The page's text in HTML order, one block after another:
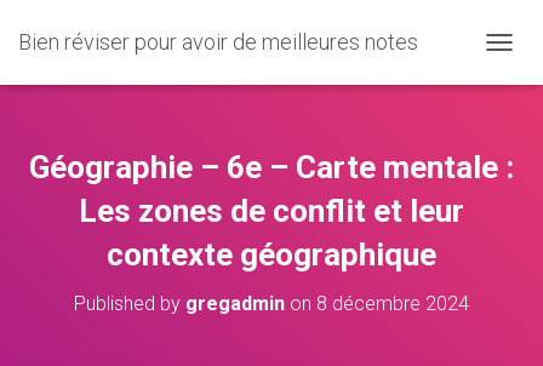
Bien réviser pour avoir de meilleures notes
U
Géographie – 6e – Carte mentale :
Les zones de conflit et leur
contexte géographique
Published by gregadmin on 8 décembre 2024